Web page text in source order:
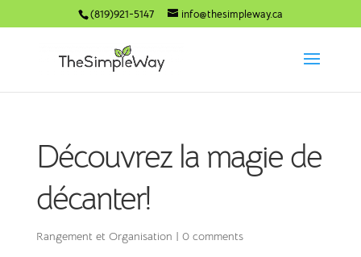
(819)921-5147 info@thesimpleway.ca
Découvrez la magie de
décanter!
Rangement et Organisation | 0 comments